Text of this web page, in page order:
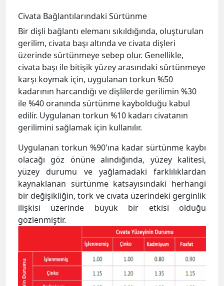
Civata Bağlantılarındaki Sürtünme
Bir dişli bağlantı elemanı sıkıldığında, oluşturulan
gerilim, civata başı altında ve civata dişleri
üzerinde sürtünmeye sebep olur. Genellikle,
civata başı ile bitişik yüzey arasındaki sürtünmeye
karşı koymak için, uygulanan torkun %50
kadarının harcandığı ve dişlilerde gerilimin %30
ile %40 oranında sürtünme kaybolduğu kabul
edilir. Uygulanan torkun %10 kadarı civatanın
gerilimini sağlamak için kullanılır.
Uygulanan torkun %90'ına kadar sürtünme kaybı
olacağı göz önüne alındığında, yüzey kalitesi,
yüzey durumu ve yağlamadaki farklılıklardan
kaynaklanan sürtünme katsayısındaki herhangi
bir değişikliğin, tork ve cıvata üzerindeki gerginlik
ilişkisi üzerinde büyük bir etkisi olduğu
gözlenmiştir.